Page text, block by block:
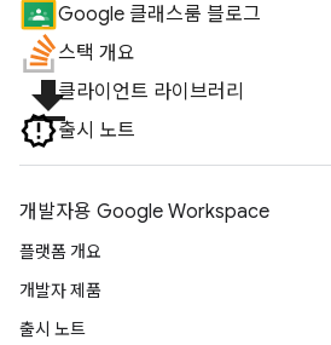
Google 클래스룸 블로그
스택 개요
file_download클라이언트 라이브러리
출시 노트
개발자용 Google Workspace
플랫폼 개요
개발자 제품
출시 노트